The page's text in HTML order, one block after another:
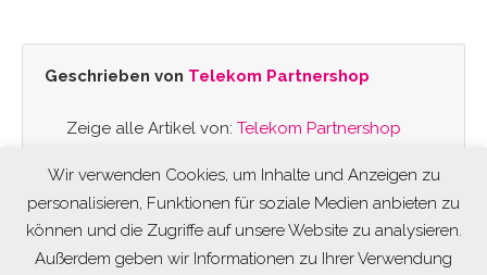
Geschrieben von Telekom Partnershop
Zeige alle Artikel von: Telekom Partnershop
Wir verwenden Cookies, um Inhalte und Anzeigen zu
personalisieren, Funktionen für soziale Medien anbieten zu
können und die Zugriffe auf unsere Website zu analysieren.
Außerdem geben wir Informationen zu Ihrer Verwendung